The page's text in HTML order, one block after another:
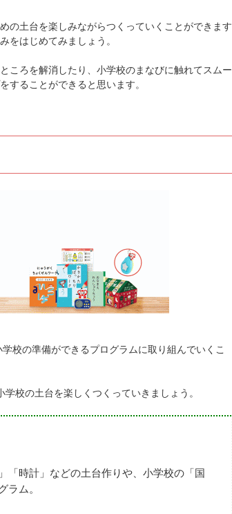
の土台を楽しみながらつくっていくことができます
をはじめてみましょう。
ころを解消したり、小学校のまなびに触れてスムー
することができると思います。
校の準備ができるプログラムに取り組んでいくこ
校の土台を楽しくつくっていきましょう。
「時計」などの土台作りや、小学校の「国
ラム。